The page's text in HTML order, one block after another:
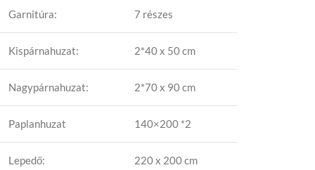
Garnitúra: 7 részes
Kispárnahuzat: 2*40 x 50 cm
Nagypárnahuzat: 2*70 x 90 cm
Paplanhuzat 140×200 *2
Lepedő: 220 x 200 cm